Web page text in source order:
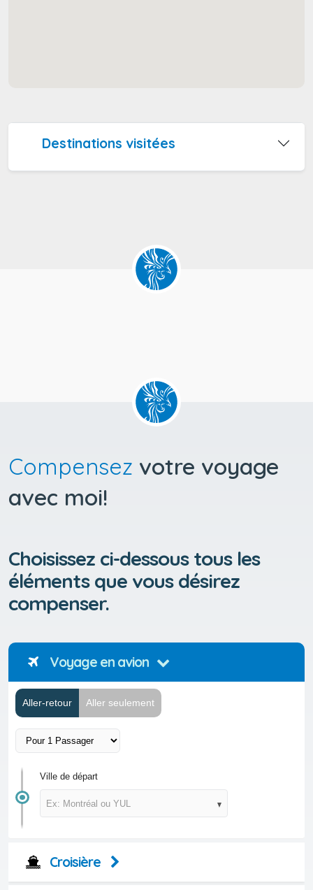
Destinations visitées
Compensez votre voyage
avec moi!
Choisissez ci-dessous tous les
éléments que vous désirez
compenser.
Voyage en avion
Aller-retour Aller seulement
Ville de départ
Ex: Montréal ou YUL
Croisière